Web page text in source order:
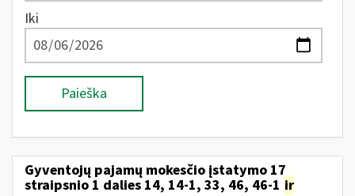
Iki
Paieška
Gyventojų pajamų mokesčio įstatymo 17
straipsnio 1 dalies 14, 14-1, 33, 46, 46-1 ir